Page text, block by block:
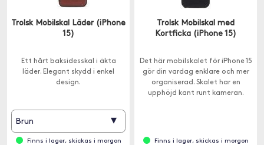
Trolsk Mobilskal Läder (iPhone
15)
Ett hårt baksidesskal i äkta
läder. Elegant skydd i enkel
design.
Brun ▾
Finns i lager, skickas i morgon
Trolsk Mobilskal med
Kortficka (iPhone 15)
Det här mobilskalet för iPhone 15
gör din vardag enklare och mer
organiserad. Skalet har en
upphöjd kant runt kameran.
Finns i lager, skickas i morgon